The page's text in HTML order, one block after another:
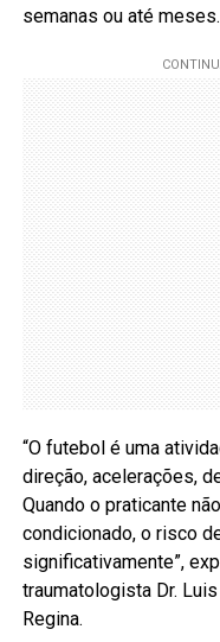
semanas ou até meses.
“O futebol é uma
direção, acelerações,
Quando o praticante
condicionado, o risco
significativamente”,
traumatologista Dr.
Regina.